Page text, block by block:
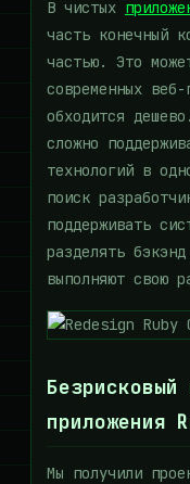
В чистых
часть конечный
частью. Это
современных
обходится
сложно
технологий в
поиск
поддерживать
разделять
выполняют свою
приложения
Мы получили